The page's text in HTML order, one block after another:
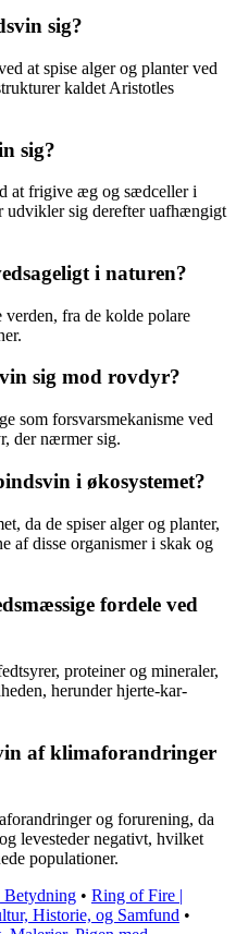
sig?
at spise alger og planter ved
kaldet Aristotles
sig?
at frigive æg og sædceller i
udvikler sig derefter uafhængigt
i naturen?
fra de kolde polare
sig mod rovdyr?
som forsvarsmekanisme ved
der nærmer sig.
i økosystemet?
da de spiser alger og planter,
af disse organismer i skak og
fordele ved
proteiner og mineraler,
herunder hjerte-kar-
af klimaforandringer
og forurening, da
levesteder negativt, hvilket
populationer.
Betydning • Ring of Fire |
Historie, og Samfund •